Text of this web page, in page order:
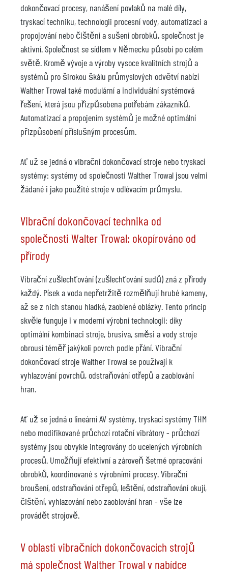
dokončovací procesy, nanášení povlaků na malé díly,
tryskací techniku, technologii procesní vody, automatizaci a
propojování nebo čištění a sušení obrobků, společnost je
aktivní. Společnost se sídlem v Německu působí po celém
světě. Kromě vývoje a výroby vysoce kvalitních strojů a
systémů pro širokou škálu průmyslových odvětví nabízí
Walther Trowal také modulární a individuální systémová
řešení, která jsou přizpůsobena potřebám zákazníků.
Automatizací a propojením systémů je možné optimální
přizpůsobení příslušným procesům.
Ať už se jedná o vibrační dokončovací stroje nebo tryskací
systémy: systémy od společnosti Walther Trowal jsou velmi
žádané i jako použité stroje v odlévacím průmyslu.
Vibrační dokončovací technika od
společnosti Walter Trowal: okopírováno od
přírody
Vibrační zušlechťování (zušlechťování sudů) zná z přírody
každý. Písek a voda nepřetržitě rozmělňují hrubé kameny,
až se z nich stanou hladké, zaoblené oblázky. Tento princip
skvěle funguje i v moderní výrobní technologii: díky
optimální kombinaci stroje, brusiva, směsi a vody stroje
obrousí téměř jakýkoli povrch podle přání. Vibrační
dokončovací stroje Walther Trowal se používají k
vyhlazování povrchů, odstraňování otřepů a zaoblování
hran.
Ať už se jedná o lineární AV systémy, tryskací systémy THM
nebo modifikované průchozí rotační vibrátory - průchozí
systémy jsou obvykle integrovány do ucelených výrobních
procesů. Umožňují efektivní a zároveň šetrné opracování
obrobků, koordinované s výrobními procesy. Vibrační
broušení, odstraňování otřepů, leštění, odstraňování okují,
čištění, vyhlazování nebo zaoblování hran - vše lze
provádět strojově.
V oblasti vibračních dokončovacích strojů
má společnost Walther Trowal v nabídce